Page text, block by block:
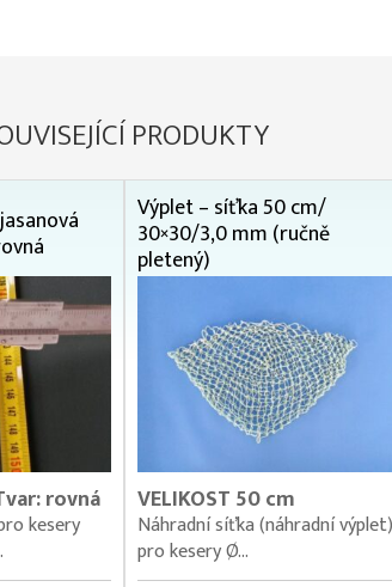
PRODUKTY
rovná
kesery
Výplet – síťka 50 cm/
30×30/3,0 mm (ručně
pletený)
VELIKOST 50 cm
Náhradní síťka (náhradní výplet)
pro kesery Ø...